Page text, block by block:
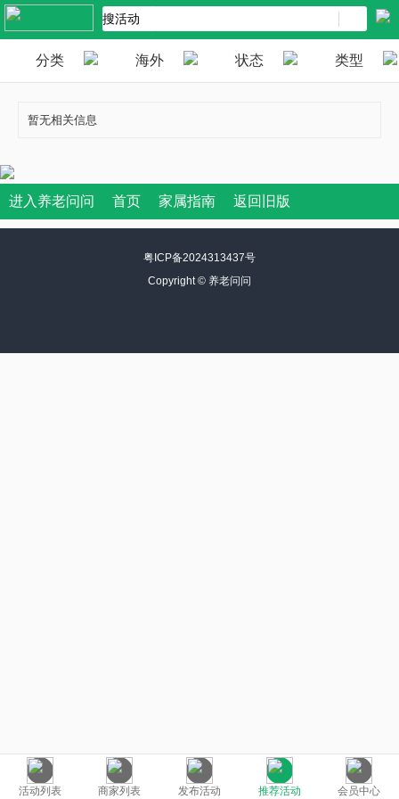
分类 海外 状态 类型
暂无相关信息
活动列表 商家列表 发布活动 推荐活动 会员中心
进入养老问问 首页 家属指南 返回旧版
粤ICP备2024313437号
Copyright © 养老问问